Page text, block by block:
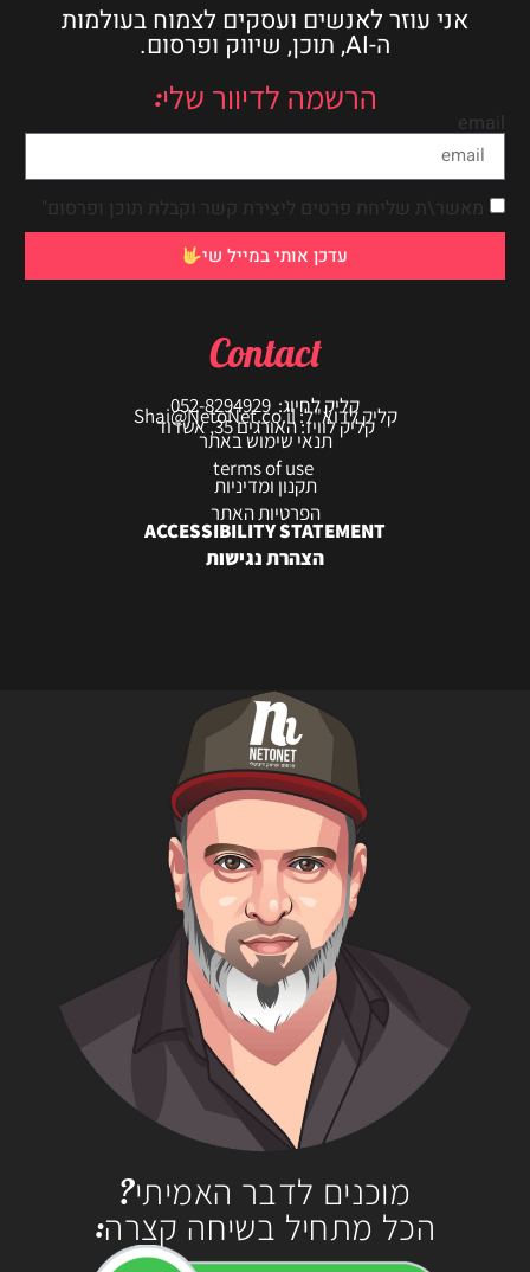
אני עוזר לאנשים ועסקים לצמוח בעולמות
ה-AI, תוכן, שיווק ופרסום.
הרשמה לדיוור שלי:
email
מאשר\ת שליחת פרטים ליצירת קשר וקבלת תוכן ופרסום"
עדכן אותי במייל שי
Contact
קליק לחיוג: 052-8294929
קליק לדוא"ל: Shai@NetoNet.co.il
קליק לוויז: האורגים 35, אשדוד
תנאי שימוש באתר
תקנון ומדיניות
הפרטיות האתר
ACCESSIBILITY STATEMENT
הצהרת נגישות
מוכנים לדבר האמיתי?
הכל מתחיל בשיחה קצרה: